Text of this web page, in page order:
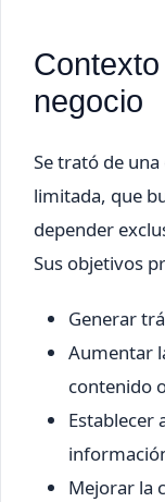
negocio
Se trató de
limitada, que
depender
Sus objetivos
Generar
Aumentar
contenido
Establecer
Mejorar la